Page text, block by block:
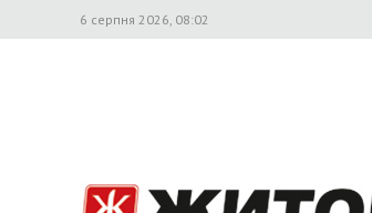
6 серпня 2026, 08:02